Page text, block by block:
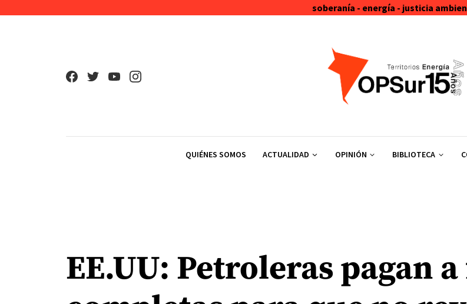
soberanía - energía - justicia
QUIÉNES SOMOS ACTUALIDAD OPINIÓN BIBLIOTECA
EE.UU: Petroleras pagan